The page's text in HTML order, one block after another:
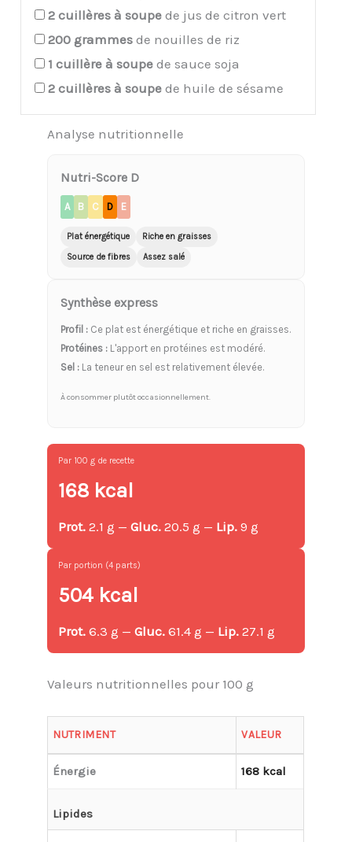
2 cuillères à soupe de jus de citron vert
200 grammes de nouilles de riz
1 cuillère à soupe de sauce soja
2 cuillères à soupe de huile de sésame
Analyse nutritionnelle
Nutri-Score D
A B C D E
Plat énergétique
Riche en graisses
Source de fibres
Assez salé
Synthèse express
Profil : Ce plat est énergétique et riche en graisses.
Protéines : L'apport en protéines est modéré.
Sel : La teneur en sel est relativement élevée.
À consommer plutôt occasionnellement.
Par 100 g de recette
168 kcal
Prot. 2.1 g —Gluc. 20.5 g — Lip. 9 g
Par portion (4 parts)
504 kcal
Prot. 6.3 g —Gluc. 61.4 g — Lip. 27.1 g
Valeurs nutritionnelles pour 100 g
NUTRIMENT VALEUR
Énergie 168 kcal
Lipides